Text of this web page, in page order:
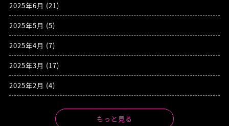
2025年6月 (21)
2025年5月 (5)
2025年4月 (7)
2025年3月 (17)
2025年2月 (4)
もっと見る